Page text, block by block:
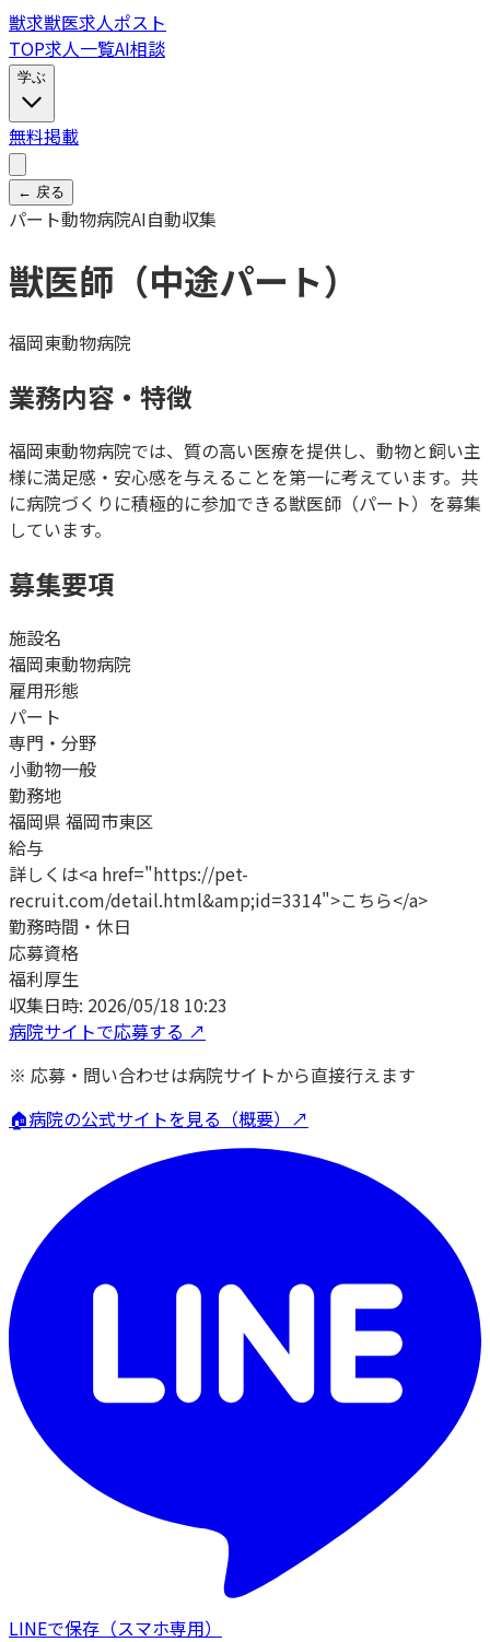
獣求獣医求人ポスト
TOP求人一覧AI相談
学ぶ
無料掲載
← 戻る
パート動物病院AI自動収集
獣医師（中途パート）
福岡東動物病院
業務内容・特徴
福岡東動物病院では、質の高い医療を提供し、動物と飼い主
様に満足感・安心感を与えることを第一に考えています。共
に病院づくりに積極的に参加できる獣医師（パート）を募集
しています。
募集要項
施設名
福岡東動物病院
雇用形態
パート
専門・分野
小動物一般
勤務地
福岡県 福岡市東区
給与
詳しくは<a href="https://pet-
recruit.com/detail.html&amp;id=3314">こちら</a>
勤務時間・休日
応募資格
福利厚生
収集日時: 2026/05/18 10:23
病院サイトで応募する ↗
※ 応募・問い合わせは病院サイトから直接行えます
🏠病院の公式サイトを見る（概要）↗
LINEで保存 （スマホ専用）